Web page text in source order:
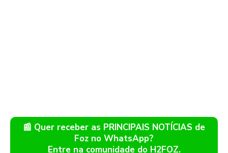
📰 Quer receber as PRINCIPAIS NOTÍCIAS de
Foz no WhatsApp?
Entre na comunidade do H2FOZ.